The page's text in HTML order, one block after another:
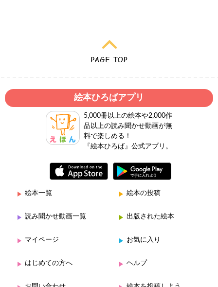
絵本ひろばアプリ
5,000冊以上の絵本や2,000作
品以上の読み聞かせ動画が無
料で楽しめる！
『絵本ひろば』公式アプリ。
絵本一覧 絵本の投稿
読み聞かせ動画一覧 出版された絵本
マイページ お気に入り
はじめての方へ ヘルプ